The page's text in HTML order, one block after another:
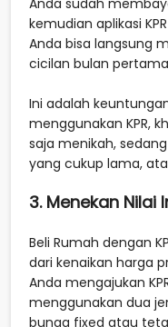
kemudian aplikasi
Anda bisa langsung
cicilan bulan
Ini adalah
menggunakan KPR,
saja menikah,
yang cukup lama,
3. Menekan Nilai
Beli Rumah dengan
dari kenaikan harga
Anda mengajukan
menggunakan dua
bunga fixed atau